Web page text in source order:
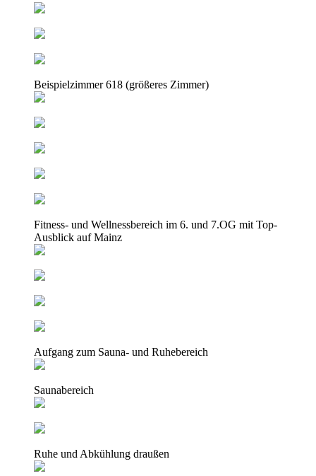
Beispielzimmer 618 (größeres Zimmer)
Fitness- und Wellnessbereich im 6. und 7.OG mit Top-
Ausblick auf Mainz
Aufgang zum Sauna- und Ruhebereich
Saunabereich
Ruhe und Abkühlung draußen